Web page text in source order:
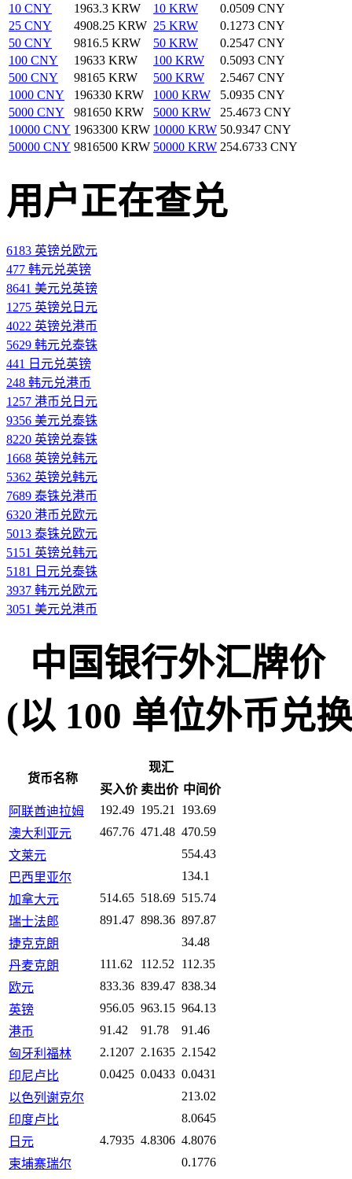
10 CNY
1963.3 KRW 10 KRW
0.0509 CNY
25 CNY
4908.25 KRW 25 KRW
0.1273 CNY
50 CNY
9816.5 KRW 50 KRW
0.2547 CNY
100 CNY
19633 KRW 100 KRW
0.5093 CNY
500 CNY
98165 KRW 500 KRW
2.5467 CNY
1000 CNY
196330 KRW 1000 KRW
5.0935 CNY
5000 CNY
981650 KRW 5000 KRW
25.4673 CNY
10000 CNY 1963300 KRW 10000 KRW 50.9347 CNY
50000 CNY 9816500 KRW 50000 KRW 254.6733 CNY
用户正在查兑
6183 英镑兑欧元
477 韩元兑英镑
8641 美元兑英镑
1275 英镑兑日元
4022 英镑兑港币
5629 韩元兑泰铢
441 日元兑英镑
248 韩元兑港币
1257 港币兑日元
9356 美元兑泰铢
8220 英镑兑泰铢
1668 英镑兑韩元
5362 英镑兑韩元
7689 泰铢兑港币
6320 港币兑欧元
5013 泰铢兑欧元
5151 英镑兑韩元
5181 日元兑泰铢
3937 韩元兑欧元
3051 美元兑港币
中国银行外汇牌价
(以 100 单位外币兑
货币名称
现汇
买入价 卖出价 中间价
阿联酋迪拉姆
192.49 195.21
193.69
澳大利亚元
467.76 471.48 470.59
文莱元
554.43
巴西里亚尔
134.1
加拿大元
514.65 518.69 515.74
瑞士法郎
891.47 898.36 897.87
捷克克朗
34.48
丹麦克朗
111.62 112.52
112.35
欧元
833.36 839.47 838.34
英镑
956.05 963.15 964.13
港币
91.42 91.78
91.46
匈牙利福林
2.1207 2.1635 2.1542
印尼卢比
0.0425 0.0433 0.0431
以色列谢克尔
213.02
印度卢比
8.0645
日元
4.7935 4.8306 4.8076
柬埔寨瑞尔
0.1776